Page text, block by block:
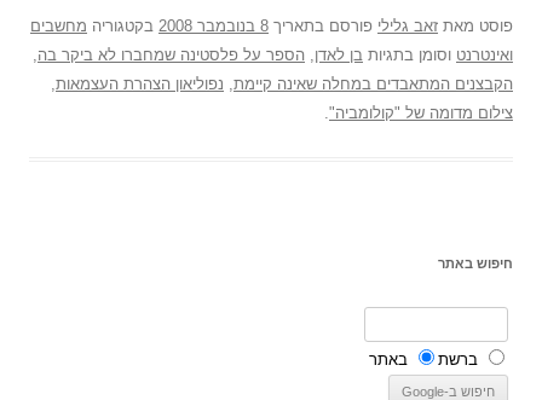
פוסט מאת זאב גלילי פורסם בתאריך 8 בנובמבר 2008 בקטגוריה מחשבים
ואינטרנט וסומן בתגיות בן לאדן הספר על פלסטינה שמחברו לא ביקר בה
הקבצנים המתאבדים במחלה שאינה קיימת נפוליאון הצהרת העצמאות
צילום מדומה של "קולומביה"
חיפוש באתר
ברשת באתר